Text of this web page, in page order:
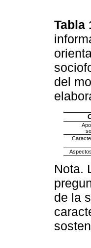
Tabla
del
Nota.
de la